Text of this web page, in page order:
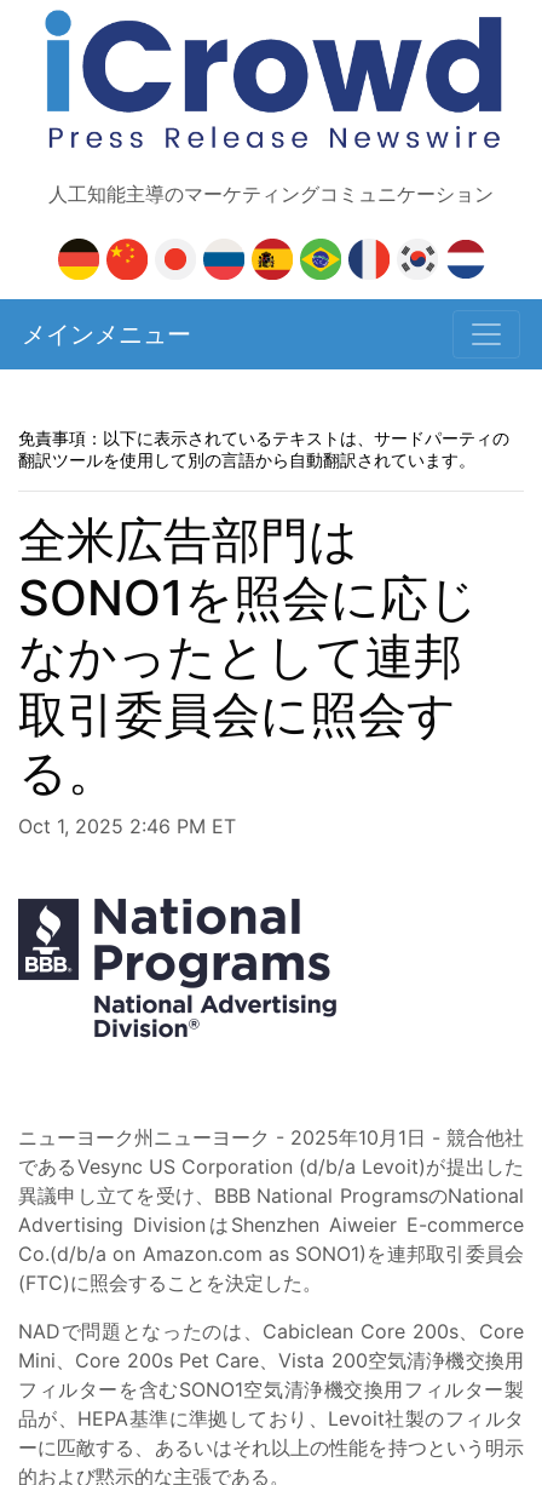
人工知能主導のマーケティングコミュニケーション
メインメニュー
免責事項：以下に表示されているテキストは、サードパーティの
翻訳ツールを使用して別の言語から自動翻訳されています。
全米広告部門は
SONO1を照会に応じ
なかったとして連邦
取引委員会に照会す
る。
Oct 1, 2025 2:46 PM ET
ニューヨーク州ニューヨーク - 2025年10月1日 - 競合他社
であるVesync US Corporation (d/b/a Levoit)が提出した
異議申し立てを受け、BBB National ProgramsのNational
Advertising DivisionはShenzhen Aiweier E-commerce
Co.(d/b/a on Amazon.com as SONO1)を連邦取引委員会
(FTC)に照会することを決定した。
NADで問題となったのは、Cabiclean Core 200s、Core
Mini、Core 200s Pet Care、Vista 200空気清浄機交換用
フィルターを含むSONO1空気清浄機交換用フィルター製
品が、HEPA基準に準拠しており、Levoit社製のフィルタ
ーに匹敵する、あるいはそれ以上の性能を持つという明示
的および黙示的な主張である。